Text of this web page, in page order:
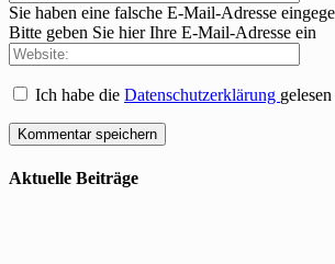
Sie haben eine falsche E-Mail-Adresse
Bitte geben Sie hier Ihre E-Mail-Adresse ein
Ich habe die Datenschutzerklärung
Aktuelle Beiträge